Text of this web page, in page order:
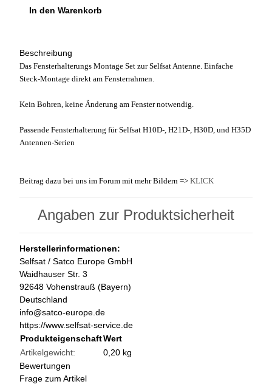
In den Warenkorb
Beschreibung
Das Fensterhalterungs Montage Set zur Selfsat Antenne. Einfache
Steck-Montage direkt am Fensterrahmen.
Kein Bohren, keine Änderung am Fenster notwendig.
Passende Fensterhalterung für Selfsat H10D-, H21D-, H30D, und H35D
Antennen-Serien
Beitrag dazu bei uns im Forum mit mehr Bildern => KLICK
Angaben zur Produktsicherheit
Herstellerinformationen:
Selfsat / Satco Europe GmbH
Waidhauser Str. 3
92648 Vohenstrauß (Bayern)
Deutschland
info@satco-europe.de
https://www.selfsat-service.de
ProdukteigenschaftWert
Artikelgewicht:
0,20 kg
Bewertungen
Frage zum Artikel